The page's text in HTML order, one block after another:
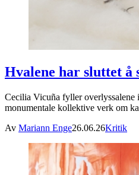
Hvalene har sluttet å
Cecilia Vicuña fyller overlyssalene
monumentale kollektive verk om
Av Mariann Enge26.06.26Kritik